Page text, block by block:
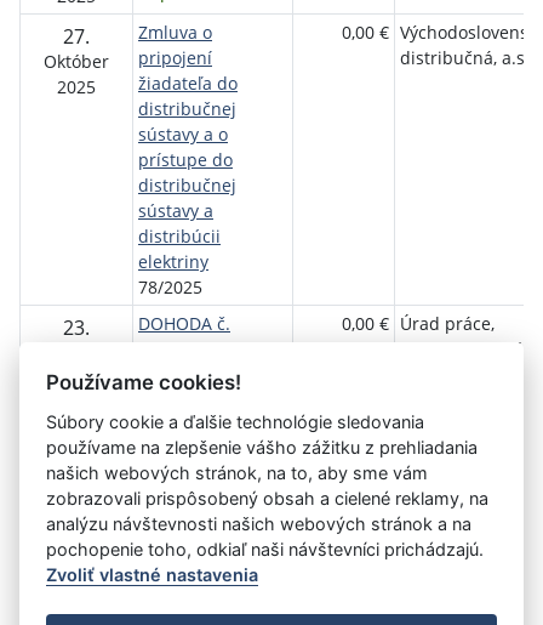
27.
Október
2025
Zmluva o
pripojení
žiadateľa do
distribučnej
sústavy a o
prístupe do
distribučnej
sústavy a
distribúcii
elektriny
78/2025
0,00 €
distribučná, a.s.
23.
2025
DOHODA č.
77/2025
0,00 € Úrad práce,
sociálnych vecí a
« 1 2 3Aktuálna
stránka
3
4 5 6 7 8 9
11
»
Úrad vlády SR - Všetky práva vyhradené
Používame cookies!
Súbory cookie a ďalšie technológie sledovania
používame na zlepšenie vášho zážitku z prehliadania
našich webových stránok, na to, aby sme vám
zobrazovali prispôsobený obsah a cielené reklamy, na
analýzu návštevnosti našich webových stránok a na
pochopenie toho, odkiaľ naši návštevníci prichádzajú.
Zvoliť vlastné nastavenia